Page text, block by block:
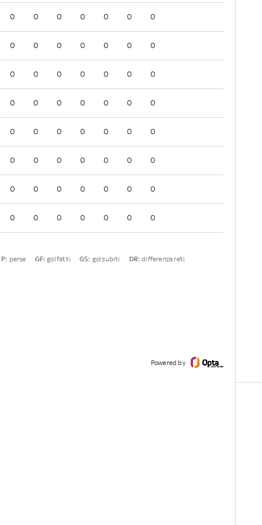
0 0 0 0 0 0 0
0 0 0 0 0 0 0
0 0 0 0 0 0 0
0 0 0 0 0 0 0
0 0 0 0 0 0 0
0 0 0 0 0 0 0
0 0 0 0 0 0 0
0 0 0 0 0 0 0
P: perse GF: gol fatti GS: gol subiti DR: differenza reti
Powered by